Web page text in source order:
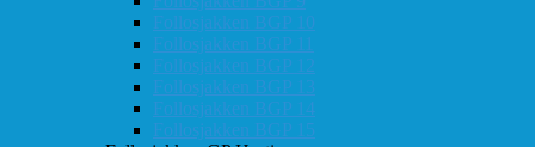
Follosjakken BGP 10
Follosjakken BGP 11
Follosjakken BGP 12
Follosjakken BGP 13
Follosjakken BGP 14
Follosjakken BGP 15